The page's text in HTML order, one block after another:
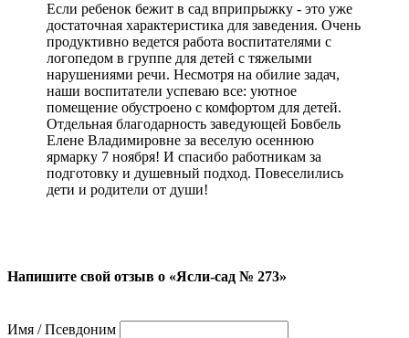
Если ребенок бежит в сад вприпрыжку - это уже
достаточная характеристика для заведения. Очень
продуктивно ведется работа воспитателями с
логопедом в группе для детей с тяжелыми
нарушениями речи. Несмотря на обилие задач,
наши воспитатели успеваю все: уютное
помещение обустроено с комфортом для детей.
Отдельная благодарность заведующей Бовбель
Елене Владимировне за веселую осеннюю
ярмарку 7 ноября! И спасибо работникам за
подготовку и душевный подход. Повеселились
дети и родители от души!
Напишите свой отзыв о «Ясли-сад № 273»
Имя / Псевдоним